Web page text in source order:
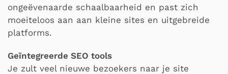
ongeëvenaarde schaalbaarheid en past zich
moeiteloos aan aan kleine sites en uitgebreide
platforms.
Geïntegreerde SEO tools
Je zult veel nieuwe bezoekers naar je site